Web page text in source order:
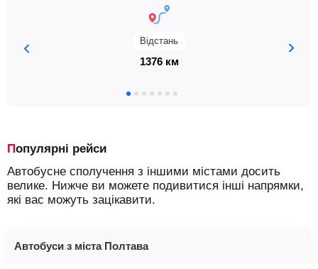
Відстань
1376 км
Популярні рейси
Автобусне сполучення з іншими містами досить
велике. Нижче ви можете подивитися інші напрямки,
які вас можуть зацікавити.
Автобуси з міста Полтава